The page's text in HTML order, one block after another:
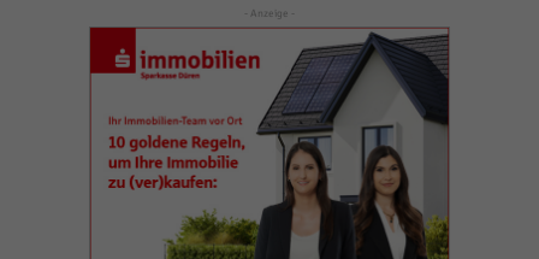
- Anzeige -